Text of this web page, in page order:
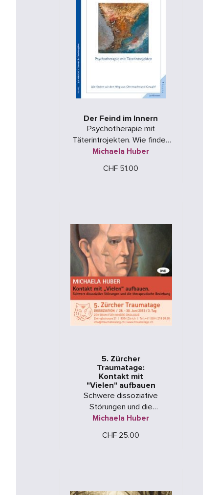
Der Feind im Innern
Psychotherapie mit
Täterintrojekten. Wie finden
wir den Weg aus Ohnmacht
Michaela Huber
CHF 51.00
5. Zürcher
Traumatage:
Kontakt mit
"Vielen" aufbauen
Schwere dissoziative
Störungen und die
therapeutische Beziehung.
Michaela Huber
CHF 25.00